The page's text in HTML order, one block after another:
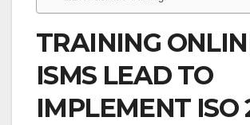
TRAINING
ISMS LEAD TO
IMPLEMENT ISO